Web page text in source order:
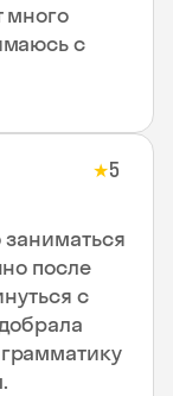
много
с
★5
после
с